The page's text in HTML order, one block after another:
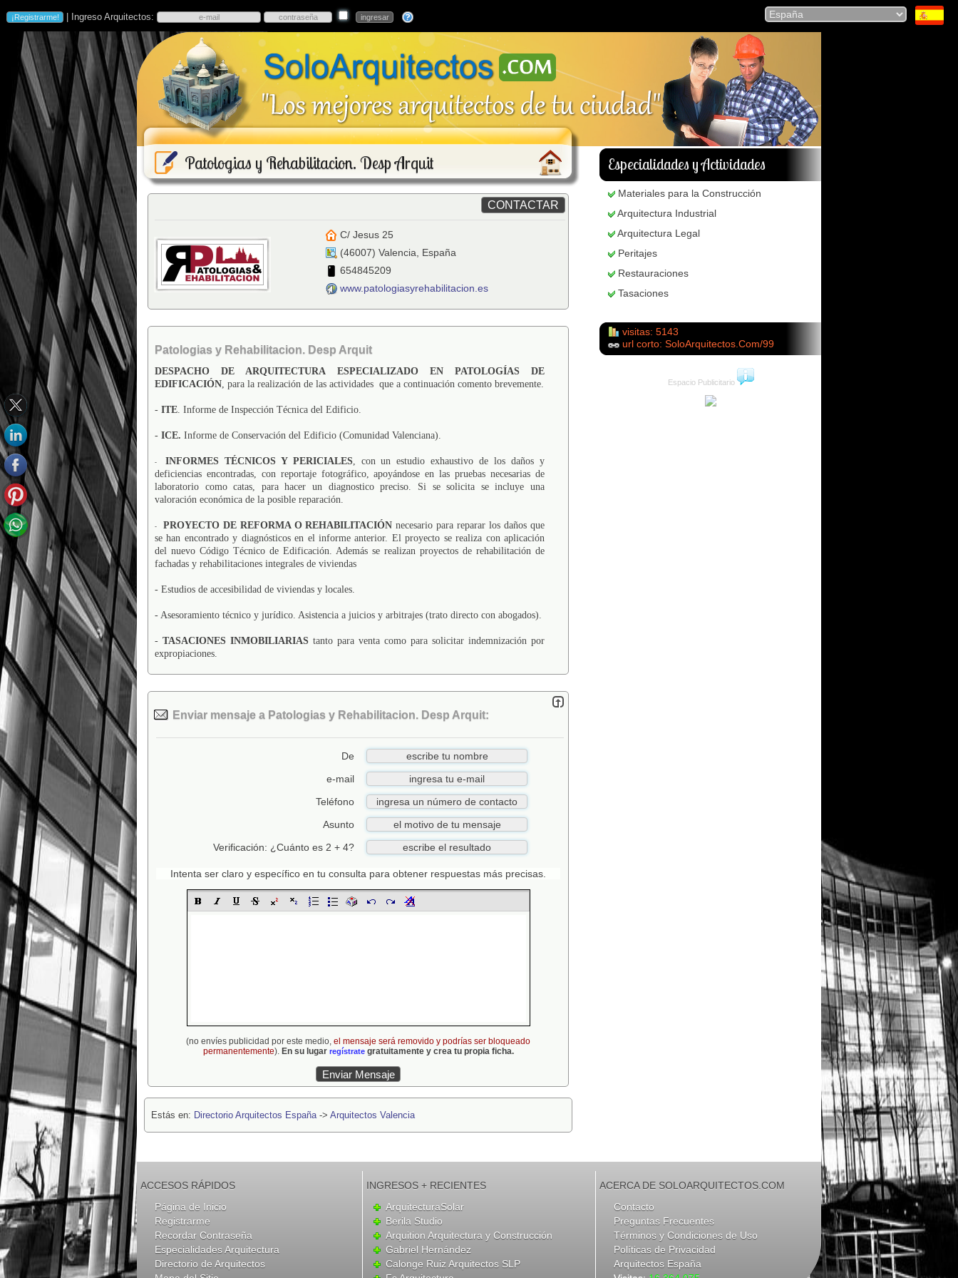
| Ingreso Arquitectos:
Patologias y Rehabilitacion. Desp Arquit Especialidades y Actividades
C/ Jesus 25
(46007) Valencia
España
654845209
www.patologiasyrehabilitacion.es
Patologias y Rehabilitacion. Desp Arquit
DESPACHO DE ARQUITECTURA ESPECIALIZADO EN PATOLOGÍAS DE
EDIFICACIÓN, para la realización de las actividades que a continuación comento brevemente.
- ITE. Informe de Inspección Técnica del Edificio.
- ICE. Informe de Conservación del Edificio (Comunidad Valenciana).
- INFORMES TÉCNICOS Y PERICIALES, con un estudio exhaustivo de los daños y
deficiencias encontradas, con reportaje fotográfico, apoyándose en las pruebas necesarias de
laboratorio como catas, para hacer un diagnostico preciso. Si se solicita se incluye una
valoración económica de la posible reparación.
- PROYECTO DE REFORMA O REHABILITACIÓN necesario para reparar los daños que
se han encontrado y diagnósticos en el informe anterior. El proyecto se realiza con aplicación
del nuevo Código Técnico de Edificación. Además se realizan proyectos de rehabilitación de
fachadas y rehabilitaciones integrales de viviendas
- Estudios de accesibilidad de viviendas y locales.
- Asesoramiento técnico y jurídico. Asistencia a juicios y arbitrajes (trato directo con abogados).
- TASACIONES INMOBILIARIAS tanto para venta como para solicitar indemnización por
expropiaciones.
Enviar mensaje a Patologias y Rehabilitacion. Desp Arquit:
De
e-mail
Teléfono
Asunto
Verificación: ¿Cuánto es 2 + 4?
Intenta ser claro y específico en tu consulta para obtener respuestas más precisas.
(no envíes publicidad por este medio, el mensaje será removido y podrías ser bloqueado
permanentemente). En su lugar regístrategratuitamente y crea tu propia ficha.
Estás en: Directorio Arquitectos España-> Arquitectos Valencia
Materiales para la Construcción
Arquitectura Industrial
Arquitectura Legal
Peritajes
Restauraciones
Tasaciones
visitas: 5143
url corto: SoloArquitectos.Com/99
Espacio Publicitario
ACCESOS RÁPIDOS
Página de Inicio
Registrarme
Recordar Contraseña
Especialidades Arquitectura
Directorio de Arquitectos
INGRESOS + RECIENTES
ArquitecturaSolar
Berila Studio
Arquition Arquitectura y Construcción
Gabriel Hernández
Calonge Ruiz Arquitectos SLP
ACERCA DE SOLOARQUITECTOS.COM
Contacto
Preguntas Frecuentes
Términos y Condiciones de Uso
Políticas de Privacidad
Arquitectos España